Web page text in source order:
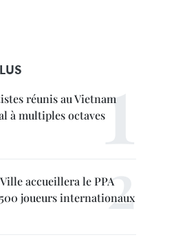
réunis au Vietnam
à multiples octaves
accueillera le PPA
joueurs internationaux